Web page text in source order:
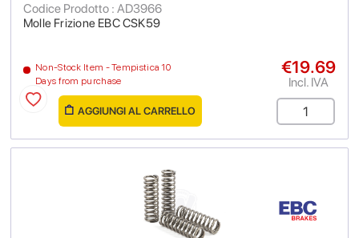
Molle Frizione EBC CSK59
Codice Prodotto : AD3966
Non-Stock Item - Tempistica 10
Days from purchase
€19.69
Incl. IVA
AGGIUNGI AL CARRELLO